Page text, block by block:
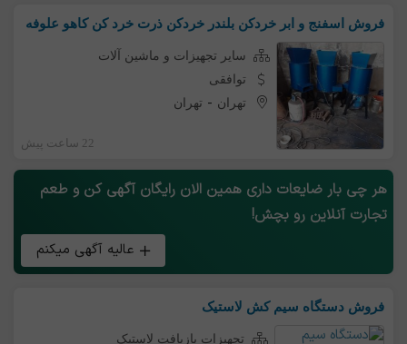
فروش اسفنج و ابر خردکن بلندر خردکن ذرت خرد کن کاهو علوفه
سایر تجهیزات و ماشین آلات
توافقی
تهران - تهران
22 ساعت پیش
هر چی بار ضایعات داری همین الان رایگان آگهی کن و طعم
تجارت آنلاین رو بچش!
عالیه آگهی میکنم
فروش دستگاه سیم کش لاستیک
تجهیزات بازیافت لاستیک